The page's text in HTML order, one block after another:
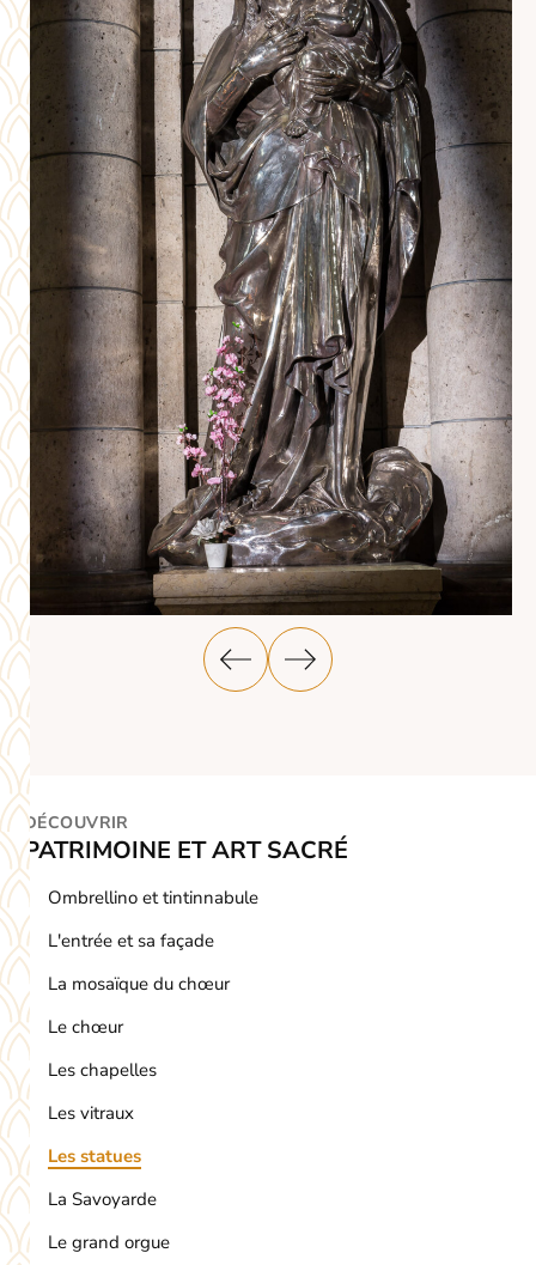
DÉCOUVRIR
PATRIMOINE ET ART SACRÉ
Ombrellino et tintinnabule
L'entrée et sa façade
La mosaïque du chœur
Le chœur
Les chapelles
Les vitraux
Les statues
La Savoyarde
Le grand orgue